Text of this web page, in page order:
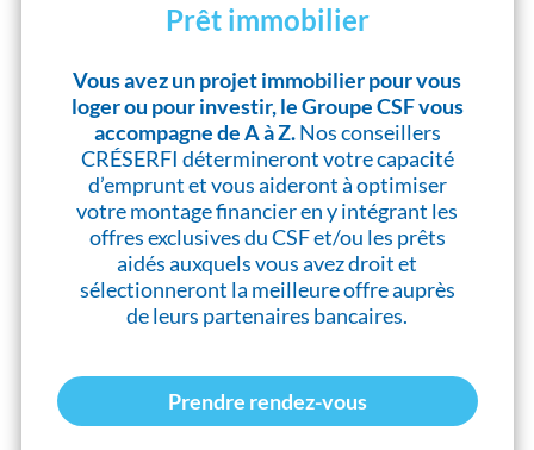
Prêt immobilier
Vous avez un projet immobilier pour vous
loger ou pour investir, le Groupe CSF vous
accompagne de A à Z.Nos conseillers
CRÉSERFI détermineront votre capacité
d’emprunt et vous aideront à optimiser
votre montage financier en y intégrant les
offres exclusives du CSF et/ou les prêts
aidés auxquels vous avez droit et
sélectionneront la meilleure offre auprès
de leurs partenaires bancaires.
Prendre rendez-vous